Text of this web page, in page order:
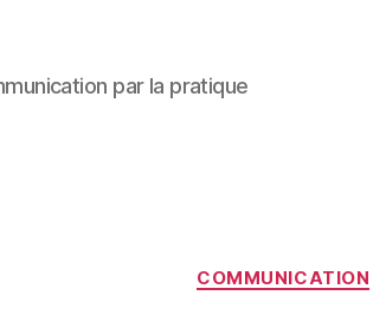
par la pratique
COMMUNICATION